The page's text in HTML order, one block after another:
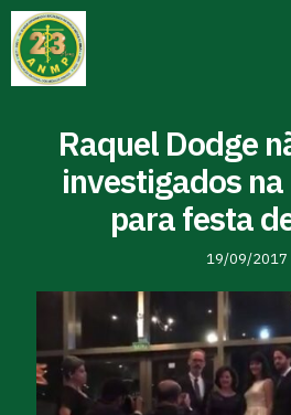
Raquel Dodge
investigados
para festa
19/09/2017